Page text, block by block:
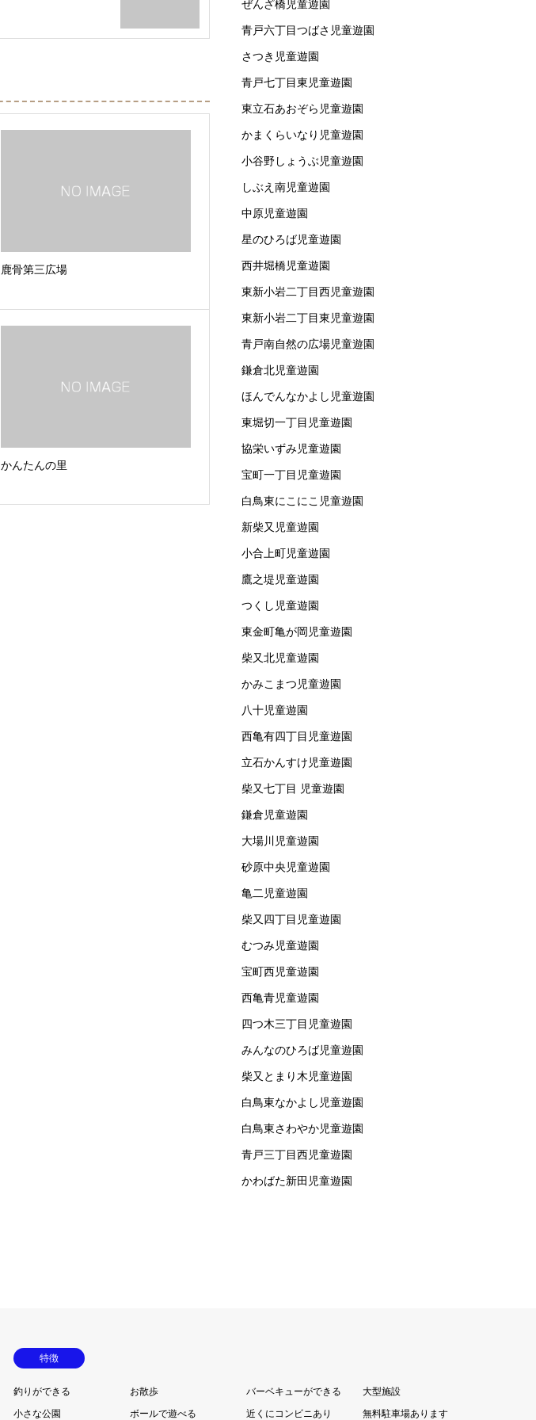
鹿骨第三広場
かんたんの里
ぜんざ橋児童遊園
青戸六丁目つばさ児童遊園
さつき児童遊園
青戸七丁目東児童遊園
東立石あおぞら児童遊園
かまくらいなり児童遊園
小谷野しょうぶ児童遊園
しぶえ南児童遊園
中原児童遊園
星のひろば児童遊園
西井堀橋児童遊園
東新小岩二丁目西児童遊園
東新小岩二丁目東児童遊園
青戸南自然の広場児童遊園
鎌倉北児童遊園
ほんでんなかよし児童遊園
東堀切一丁目児童遊園
協栄いずみ児童遊園
宝町一丁目児童遊園
白鳥東にこにこ児童遊園
新柴又児童遊園
小合上町児童遊園
鷹之堤児童遊園
つくし児童遊園
東金町亀が岡児童遊園
柴又北児童遊園
かみこまつ児童遊園
八十児童遊園
西亀有四丁目児童遊園
立石かんすけ児童遊園
柴又七丁目 児童遊園
鎌倉児童遊園
大場川児童遊園
砂原中央児童遊園
亀二児童遊園
柴又四丁目児童遊園
むつみ児童遊園
宝町西児童遊園
西亀青児童遊園
四つ木三丁目児童遊園
みんなのひろば児童遊園
柴又とまり木児童遊園
白鳥東なかよし児童遊園
白鳥東さわやか児童遊園
青戸三丁目西児童遊園
かわばた新田児童遊園
特徴
釣りができる お散歩 バーベキューができる
大型施設
小さな公園
ボールで遊べる 近くにコンビニあり 無料駐車場あります